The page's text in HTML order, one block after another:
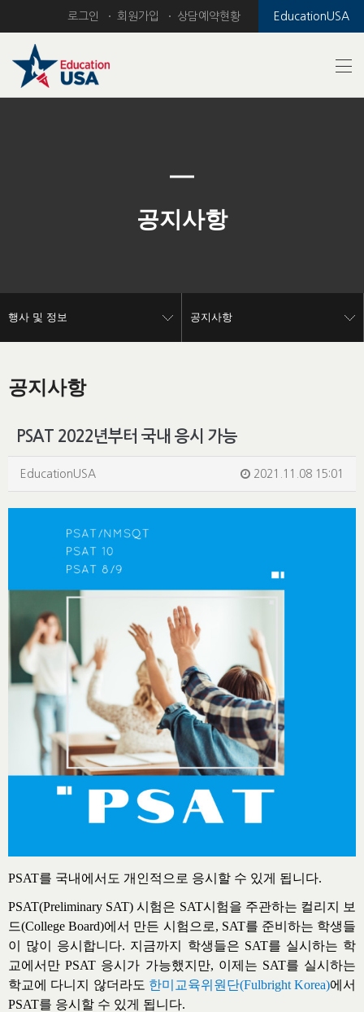
EducationUSA
로그인 회원가입 상담예약현황
공지사항
행사 및 정보 공지사항
공지사항
PSAT 2022년부터 국내 응시 가능
EducationUSA 2021.11.08 15:01
PSAT를 국내에서도 개인적으로 응시할 수 있게 됩니다.
PSAT(Preliminary SAT)시험은 SAT시험을 주관하는 컬리지 보
드(College Board)에서 만든 시험으로, SAT를 준비하는 학생들
이 많이 응시합니다. 지금까지 학생들은 SAT를 실시하는 학
교에서만 PSAT 응시가 가능했지만, 이제는 SAT를 실시하는
학교에 다니지 않더라도 한미교육위원단(Fulbright Korea)에서
PSAT를 응시할 수 있게 됩니다.